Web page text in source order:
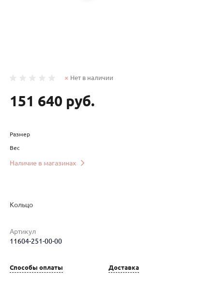
Нет в наличии
151 640 руб.
Размер
Вес
Наличие в магазинах
Наименование товара
Кольцо
Артикул
11604-251-00-00
Способы оплаты Доставка